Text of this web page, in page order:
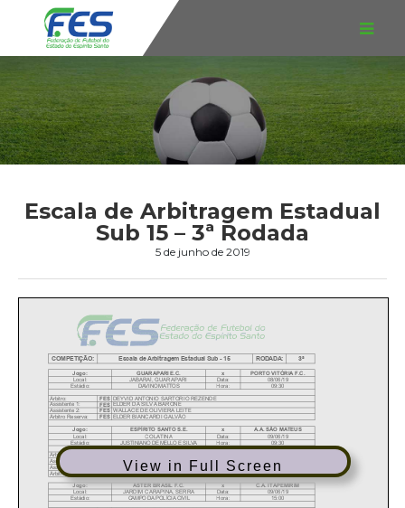
Escala de Arbitragem Estadual
Sub 15 – 3ª Rodada
5 de junho de 2019
View in Full Screen